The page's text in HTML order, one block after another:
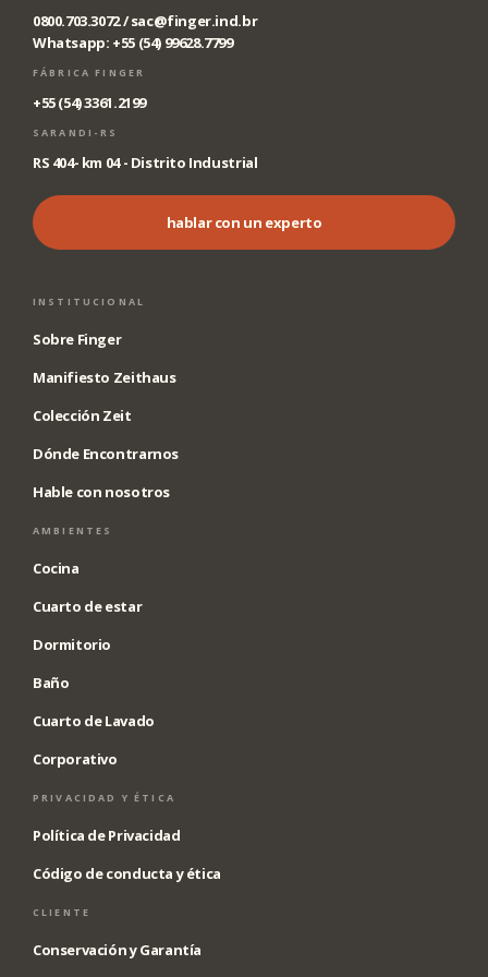
0800.703.3072 /sac@finger.ind.br
Whatsapp: +55 (54) 99628.7799
FÁBRICA FINGER
+55 (54) 3361.2199
SARANDI-RS
RS 404- km 04 - Distrito Industrial
hablar con un experto
INSTITUCIONAL
Sobre Finger
Manifiesto Zeithaus
Colección Zeit
Dónde Encontrarnos
Hable con nosotros
AMBIENTES
Cocina
Cuarto de estar
Dormitorio
Baño
Cuarto de Lavado
Corporativo
PRIVACIDAD Y ÉTICA
Política de Privacidad
Código de conducta y ética
CLIENTE
Conservación y Garantía